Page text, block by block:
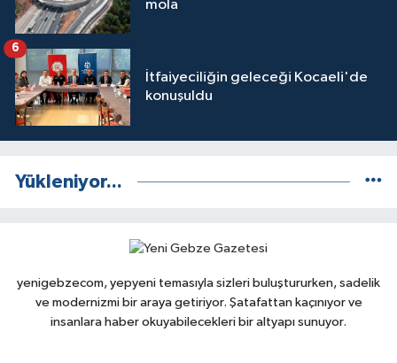
mola
İtfaiyeciliğin geleceği Kocaeli'de
konuşuldu
6
Yükleniyor...
yenigebzecom, yepyeni temasıyla sizleri buluştururken, sadelik
ve modernizmi bir araya getiriyor. Şatafattan kaçınıyor ve
insanlara haber okuyabilecekleri bir altyapı sunuyor.